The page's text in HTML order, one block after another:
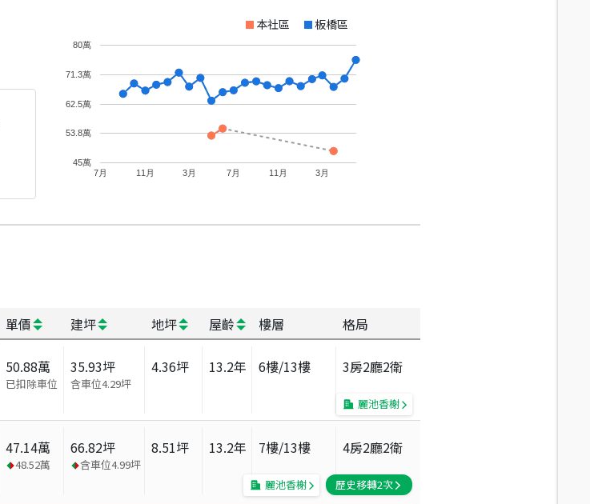
本社區 板橋區
7月 11月 3月 7月 11月 3月
45萬
53.8萬
62.5萬
71.3萬
80萬
單價 建坪 地坪 屋齡 樓層 格局
50.88萬
已扣除車位
35.93坪
含車位4.29坪
4.36坪 13.2年 6樓/13樓 3房2廳2衛
麗池香榭
47.14萬
48.52萬
66.82坪
含車位4.99坪
8.51坪 13.2年 7樓/13樓 4房2廳2衛
麗池香榭 歷史移轉2次